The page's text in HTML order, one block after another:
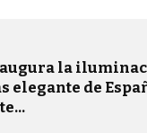
la
elegante de